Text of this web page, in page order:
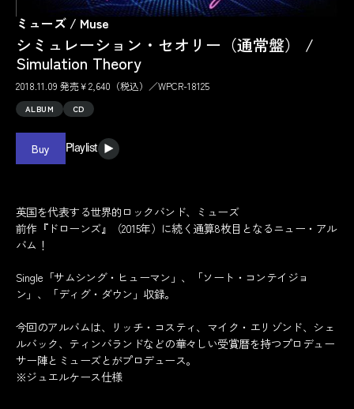
ミューズ / Muse
シミュレーション・セオリー（通常盤） /
Simulation Theory
2018.11.09 発売￥2,640（税込）／WPCR-18125
ALBUM CD
Buy Playlist
英国を代表する世界的ロックバンド、ミューズ
前作『ドローンズ』（2015年）に続く通算8枚目となるニュー・アル
バム！
Single「サムシング・ヒューマン」、「ソート・コンテイジョ
ン」、「ディグ・ダウン」収録。
今回のアルバムは、リッチ・コスティ、マイク・エリゾンド、シェ
ルバック、ティンバランドなどの華々しい受賞暦を持つプロデュー
サー陣とミューズとがプロデュース。
※ジュエルケース仕様